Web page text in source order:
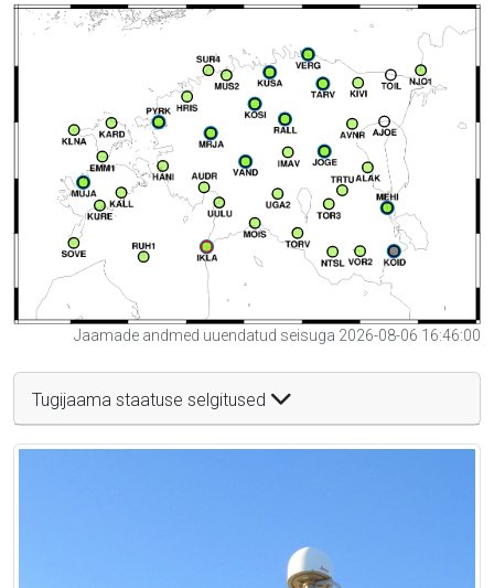
Jaamade andmed uuendatud seisuga 2026-08-06 16:46:00
Tugijaama staatuse selgitused